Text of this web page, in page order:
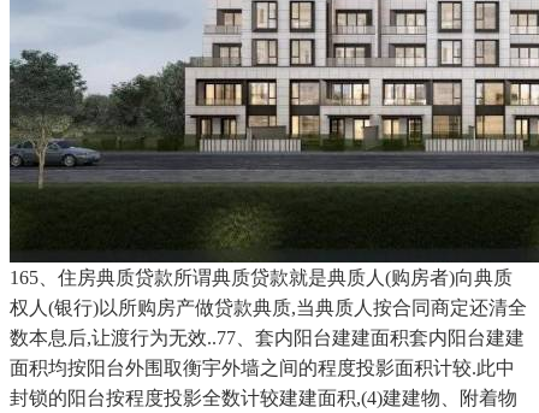
165、住房典质贷款所谓典质贷款就是典质人(购房者)向典质
权人(银行)以所购房产做贷款典质,当典质人按合同商定还清全
数本息后,让渡行为无效..77、套内阳台建建面积套内阳台建建
面积均按阳台外围取衡宇外墙之间的程度投影面积计较.此中
封锁的阳台按程度投影全数计较建建面积,(4)建建物、附着物